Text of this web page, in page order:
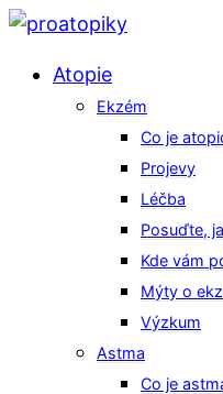
Atopie
Ekzém
Co je
Projevy
Léčba
Posuďte,
Kde vám
Mýty o
Výzkum
Astma
Co je